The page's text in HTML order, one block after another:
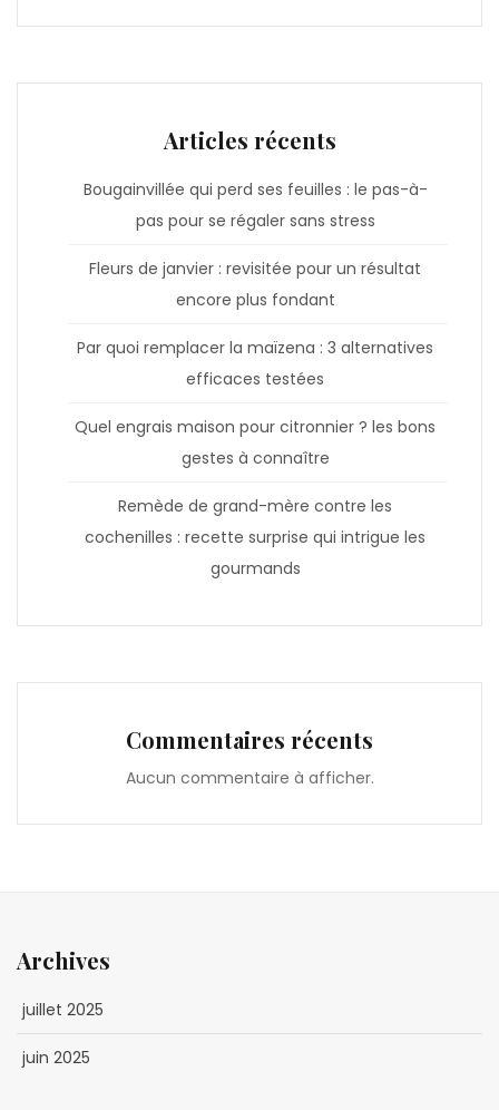
Articles récents
Bougainvillée qui perd ses feuilles : le pas-à-
pas pour se régaler sans stress
Fleurs de janvier : revisitée pour un résultat
encore plus fondant
Par quoi remplacer la maïzena : 3 alternatives
efficaces testées
Quel engrais maison pour citronnier ? les bons
gestes à connaître
Remède de grand-mère contre les
cochenilles : recette surprise qui intrigue les
gourmands
Commentaires récents
Aucun commentaire à afficher.
Archives
juillet 2025
juin 2025